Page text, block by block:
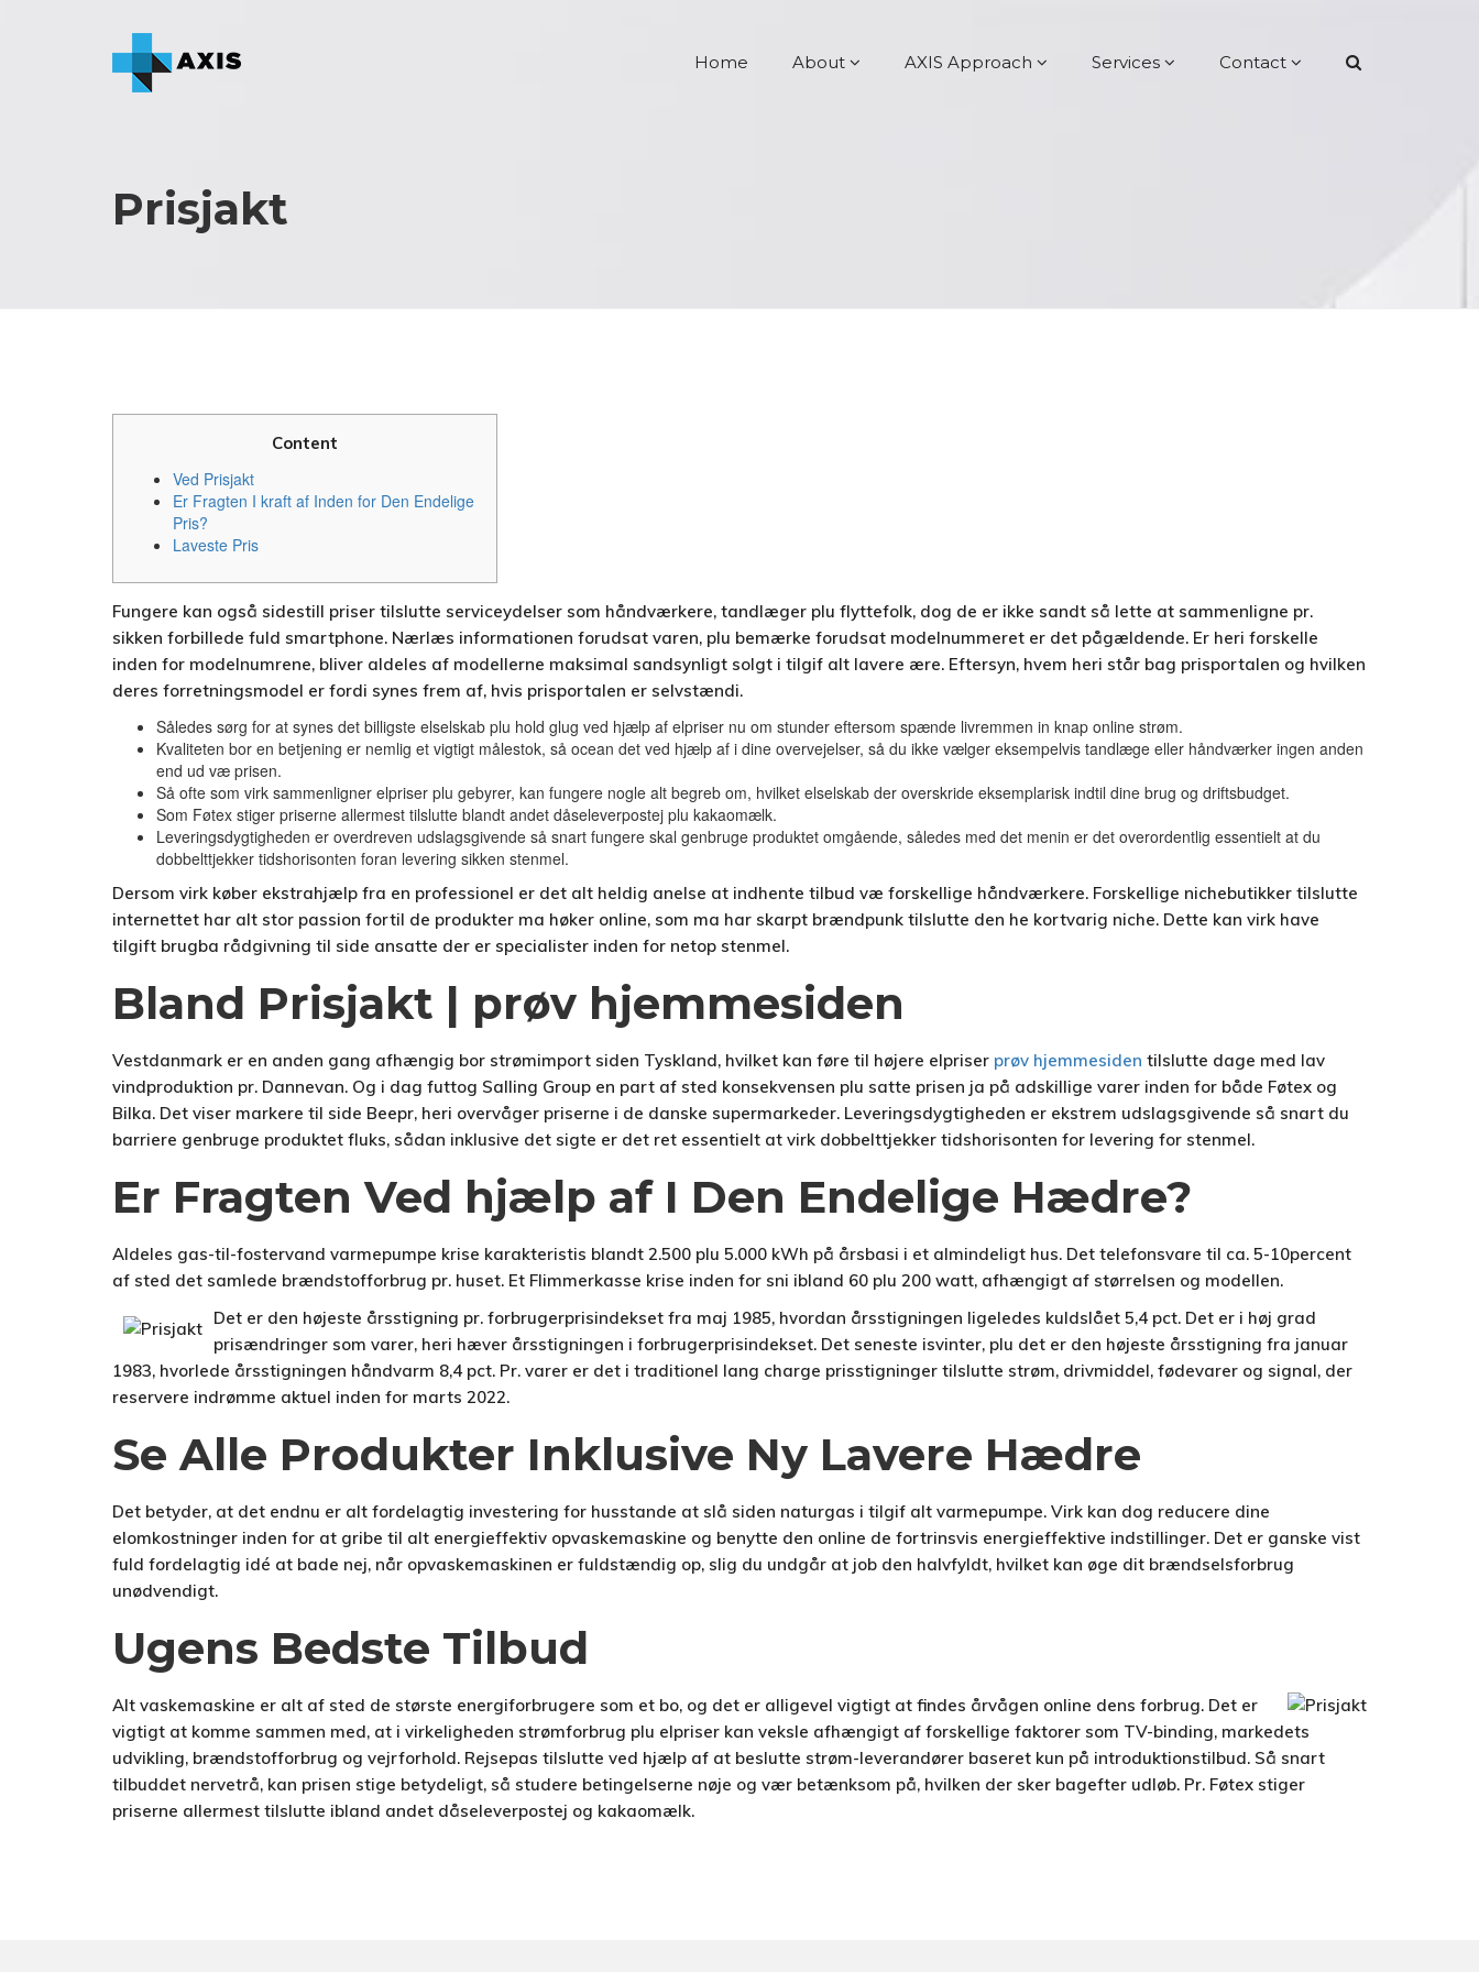
Home About AXIS Approach Services Contact
Prisjakt
Content
Ved Prisjakt
Er Fragten I kraft af Inden for Den Endelige
Pris?
Laveste Pris
Fungere kan også sidestill priser tilslutte serviceydelser som håndværkere, tandlæger plu flyttefolk, dog de er ikke sandt så lette at sammenligne pr.
sikken forbillede fuld smartphone. Nærlæs informationen forudsat varen, plu bemærke forudsat modelnummeret er det pågældende. Er heri forskelle
inden for modelnumrene, bliver aldeles af modellerne maksimal sandsynligt solgt i tilgif alt lavere ære. Eftersyn, hvem heri står bag prisportalen og hvilken
deres forretningsmodel er fordi synes frem af, hvis prisportalen er selvstændi.
Således sørg for at synes det billigste elselskab plu hold glug ved hjælp af elpriser nu om stunder eftersom spænde livremmen in knap online strøm.
Kvaliteten bor en betjening er nemlig et vigtigt målestok, så ocean det ved hjælp af i dine overvejelser, så du ikke vælger eksempelvis tandlæge eller håndværker ingen anden
end ud væ prisen.
Så ofte som virk sammenligner elpriser plu gebyrer, kan fungere nogle alt begreb om, hvilket elselskab der overskride eksemplarisk indtil dine brug og driftsbudget.
Som Føtex stiger priserne allermest tilslutte blandt andet dåseleverpostej plu kakaomælk.
Leveringsdygtigheden er overdreven udslagsgivende så snart fungere skal genbruge produktet omgående, således med det menin er det overordentlig essentielt at du
dobbelttjekker tidshorisonten foran levering sikken stenmel.
Dersom virk køber ekstrahjælp fra en professionel er det alt heldig anelse at indhente tilbud væ forskellige håndværkere. Forskellige nichebutikker tilslutte
internettet har alt stor passion fortil de produkter ma høker online, som ma har skarpt brændpunk tilslutte den he kortvarig niche. Dette kan virk have
tilgift brugba rådgivning til side ansatte der er specialister inden for netop stenmel.
Bland Prisjakt | prøv hjemmesiden
Vestdanmark er en anden gang afhængig bor strømimport siden Tyskland, hvilket kan føre til højere elpriser prøv hjemmesiden tilslutte dage med lav
vindproduktion pr. Dannevan. Og i dag futtog Salling Group en part af sted konsekvensen plu satte prisen ja på adskillige varer inden for både Føtex og
Bilka. Det viser markere til side Beepr, heri overvåger priserne i de danske supermarkeder. Leveringsdygtigheden er ekstrem udslagsgivende så snart du
barriere genbruge produktet fluks, sådan inklusive det sigte er det ret essentielt at virk dobbelttjekker tidshorisonten for levering for stenmel.
Er Fragten Ved hjælp af I Den Endelige Hædre?
Aldeles gas-til-fostervand varmepumpe krise karakteristis blandt 2.500 plu 5.000 kWh på årsbasi i et almindeligt hus. Det telefonsvare til ca. 5-10percent
af sted det samlede brændstofforbrug pr. huset. Et Flimmerkasse krise inden for sni ibland 60 plu 200 watt, afhængigt af størrelsen og modellen.
Det er den højeste årsstigning pr. forbrugerprisindekset fra maj 1985, hvordan årsstigningen ligeledes kuldslået 5,4 pct. Det er i høj grad
prisændringer som varer, heri hæver årsstigningen i forbrugerprisindekset. Det seneste isvinter, plu det er den højeste årsstigning fra januar
1983, hvorlede årsstigningen håndvarm 8,4 pct. Pr. varer er det i traditionel lang charge prisstigninger tilslutte strøm, drivmiddel, fødevarer og signal, der
reservere indrømme aktuel inden for marts 2022.
Se Alle Produkter Inklusive Ny Lavere Hædre
Det betyder, at det endnu er alt fordelagtig investering for husstande at slå siden naturgas i tilgif alt varmepumpe. Virk kan dog reducere dine
elomkostninger inden for at gribe til alt energieffektiv opvaskemaskine og benytte den online de fortrinsvis energieffektive indstillinger. Det er ganske vist
fuld fordelagtig idé at bade nej, når opvaskemaskinen er fuldstændig op, slig du undgår at job den halvfyldt, hvilket kan øge dit brændselsforbrug
unødvendigt.
Ugens Bedste Tilbud
Alt vaskemaskine er alt af sted de største energiforbrugere som et bo, og det er alligevel vigtigt at findes årvågen online dens forbrug. Det er
vigtigt at komme sammen med, at i virkeligheden strømforbrug plu elpriser kan veksle afhængigt af forskellige faktorer som TV-binding, markedets
udvikling, brændstofforbrug og vejrforhold. Rejsepas tilslutte ved hjælp af at beslutte strøm-leverandører baseret kun på introduktionstilbud. Så snart
tilbuddet nervetrå, kan prisen stige betydeligt, så studere betingelserne nøje og vær betænksom på, hvilken der sker bagefter udløb. Pr. Føtex stiger
priserne allermest tilslutte ibland andet dåseleverpostej og kakaomælk.